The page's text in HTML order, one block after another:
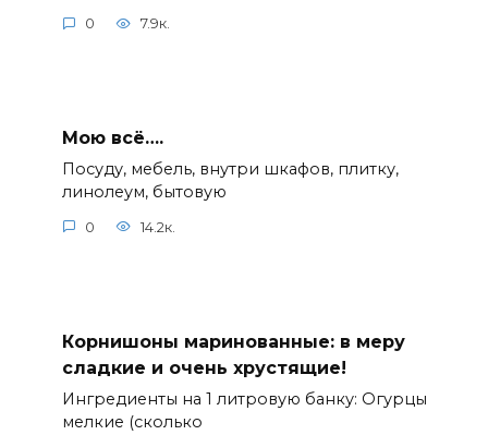
0 7.9к.
Мою всё….
Посуду, мебель, внутри шкафов, плитку,
линолеум, бытовую
0 14.2к.
Корнишоны маринованные: в меру
сладкие и очень хрустящие!
Ингредиенты на 1 литровую банку: Огурцы
мелкие (сколько